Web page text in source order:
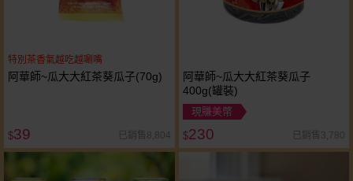
特別茶香氣越吃越唰嘴
阿華師~瓜大大紅茶葵瓜子(70g)
$39 已銷售8,804
阿華師~瓜大大紅茶葵瓜子
400g(罐裝)
現賺美幣
$230 已銷售3,780